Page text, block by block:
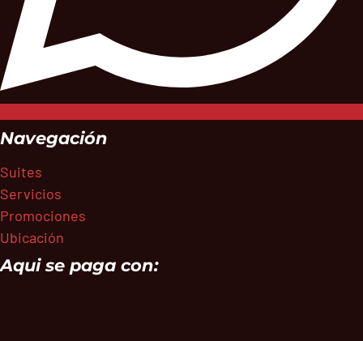
Navegación
Suites
Servicios
Promociones
Ubicación
Aqui se paga con: